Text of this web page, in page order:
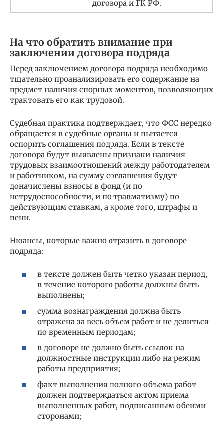
договора и ГК РФ.
На что обратить внимание при
заключении договора подряда
Перед заключением договора подряда необходимо
тщательно проанализировать его содержание на
предмет наличия спорных моментов, позволяющих
трактовать его как трудовой.
Судебная практика подтверждает, что ФСС нередко
обращается в судебные органы и пытается
оспорить соглашения подряда. Если в тексте
договора будут выявлены признаки наличия
трудовых взаимоотношений между работодателем
и работником, на сумму соглашения будут
доначислены взносы в фонд (и по
нетрудоспособности, и по травматизму) по
действующим ставкам, а кроме того, штрафы и
пени.
Нюансы, которые важно отразить в договоре
подряда:
в тексте должен быть четко указан период,
в течение которого работы должны быть
выполнены;
сумма вознаграждения должна быть
отражена за весь объем работ и не делиться
по временным периодам;
в договоре не должно быть ссылок на
должностные инструкции либо на режим
работы предприятия;
факт выполнения полного объема работ
должен подтверждаться актом приема
выполненных работ, подписанным обеими
сторонами;